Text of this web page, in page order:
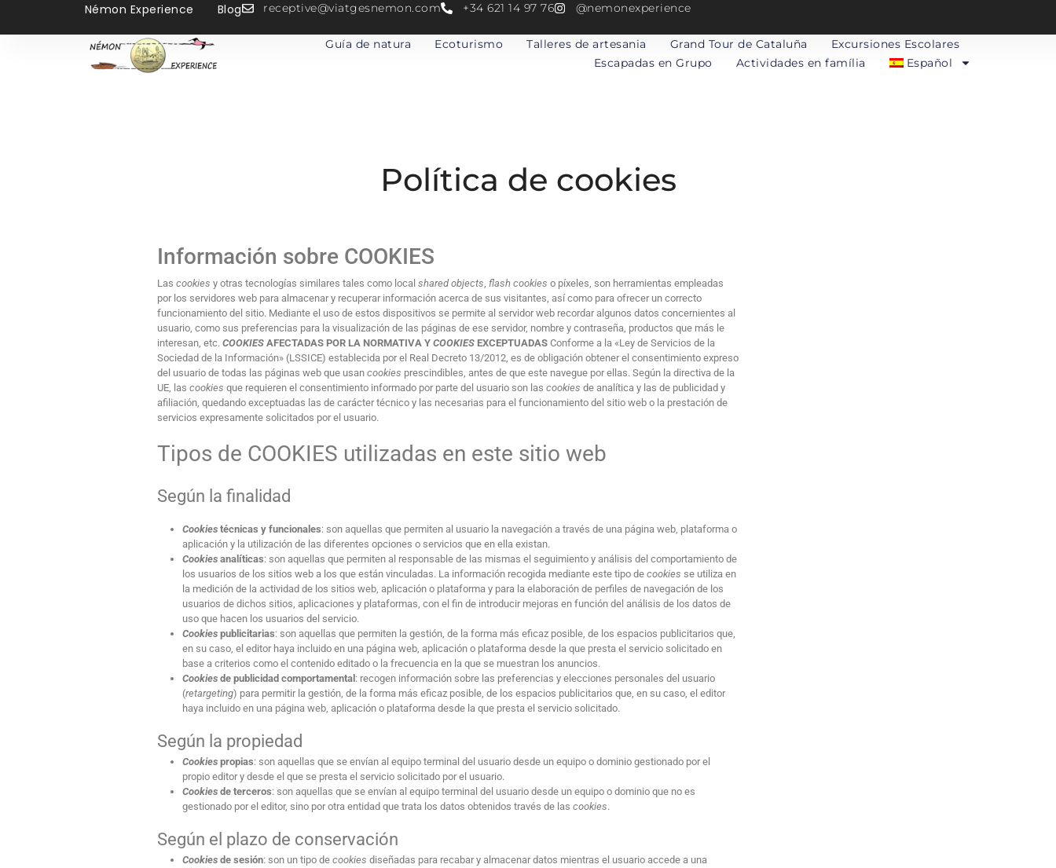
Némon Experience Blog receptive@viatgesnemon.com +34 621 14 97 76 @nemonexperience
Guía de natura Ecoturismo Talleres de artesania Grand Tour de Cataluña
Excursiones Escolares
Escapadas en Grupo
Actividades en família Español
Política de cookies
Información sobre COOKIES
Las cookies y otras tecnologías similares tales como local shared objects, flash cookies o píxeles, son herramientas empleadas
por los servidores web para almacenar y recuperar información acerca de sus visitantes, así como para ofrecer un correcto
funcionamiento del sitio. Mediante el uso de estos dispositivos se permite al servidor web recordar algunos datos concernientes al
usuario, como sus preferencias para la visualización de las páginas de ese servidor, nombre y contraseña, productos que más le
interesan, etc. COOKIES AFECTADAS POR LA NORMATIVA Y COOKIES EXCEPTUADASConforme a la «Ley de Servicios de la
Sociedad de la Información» (LSSICE) establecida por el Real Decreto 13/2012, es de obligación obtener el consentimiento expreso
del usuario de todas las páginas web que usan cookies prescindibles, antes de que este navegue por ellas. Según la directiva de la
UE, las cookies que requieren el consentimiento informado por parte del usuario son las cookies de analítica y las de publicidad y
afiliación, quedando exceptuadas las de carácter técnico y las necesarias para el funcionamiento del sitio web o la prestación de
servicios expresamente solicitados por el usuario.
Tipos de COOKIES utilizadas en este sitio web
Según la finalidad
Cookiestécnicas y funcionales: son aquellas que permiten al usuario la navegación a través de una página web, plataforma o
aplicación y la utilización de las diferentes opciones o servicios que en ella existan.
Cookiesanalíticas: son aquellas que permiten al responsable de las mismas el seguimiento y análisis del comportamiento de
los usuarios de los sitios web a los que están vinculadas. La información recogida mediante este tipo de cookies se utiliza en
la medición de la actividad de los sitios web, aplicación o plataforma y para la elaboración de perfiles de navegación de los
usuarios de dichos sitios, aplicaciones y plataformas, con el fin de introducir mejoras en función del análisis de los datos de
uso que hacen los usuarios del servicio.
Cookiespublicitarias: son aquellas que permiten la gestión, de la forma más eficaz posible, de los espacios publicitarios que,
en su caso, el editor haya incluido en una página web, aplicación o plataforma desde la que presta el servicio solicitado en
base a criterios como el contenido editado o la frecuencia en la que se muestran los anuncios.
Cookiesde publicidad comportamental : recogen información sobre las preferencias y elecciones personales del usuario
(retargeting) para permitir la gestión, de la forma más eficaz posible, de los espacios publicitarios que, en su caso, el editor
haya incluido en una página web, aplicación o plataforma desde la que presta el servicio solicitado.
Según la propiedad
Cookiespropias: son aquellas que se envían al equipo terminal del usuario desde un equipo o dominio gestionado por el
propio editor y desde el que se presta el servicio solicitado por el usuario.
Cookiesde terceros: son aquellas que se envían al equipo terminal del usuario desde un equipo o dominio que no es
gestionado por el editor, sino por otra entidad que trata los datos obtenidos través de las cookies.
Según el plazo de conservación
Cookiesde sesión: son un tipo de cookies diseñadas para recabar y almacenar datos mientras el usuario accede a una